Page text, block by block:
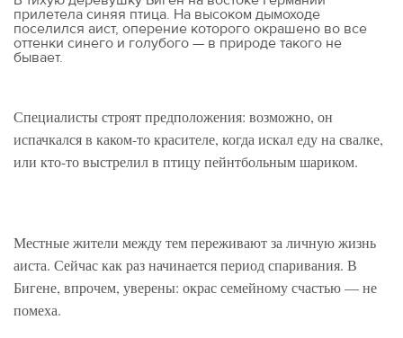
прилетела синяя птица. На высоком дымоходе
поселился аист, оперение которого окрашено во все
оттенки синего и голубого — в природе такого не
бывает.
Специалисты строят предположения: возможно, он
испачкался в каком-то красителе, когда искал еду на свалке,
или кто-то выстрелил в птицу пейнтбольным шариком.
Местные жители между тем переживают за личную жизнь
аиста. Сейчас как раз начинается период спаривания. В
Бигене, впрочем, уверены: окрас семейному счастью — не
помеха.